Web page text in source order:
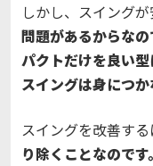
しかし、スイングが
問題があるからな
パクトだけを良い
スイングは身につか
スイングを改善する
り除くことなのです。